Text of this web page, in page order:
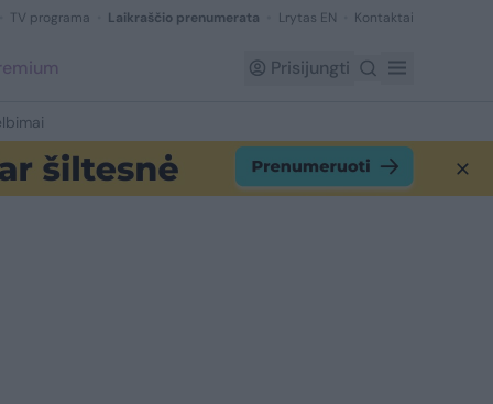
TV programa Laikraščio prenumerata Lrytas EN Kontaktai
Prisijungti